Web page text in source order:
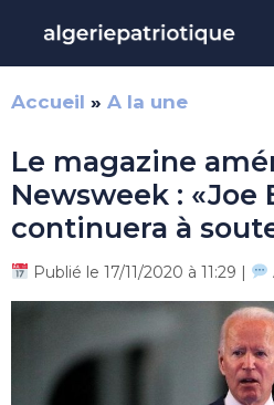
contenu
Accueil » A la une
Le magazine
Newsweek : «Joe
continuera à
Publié le 17/11/2020 à 11:29 |